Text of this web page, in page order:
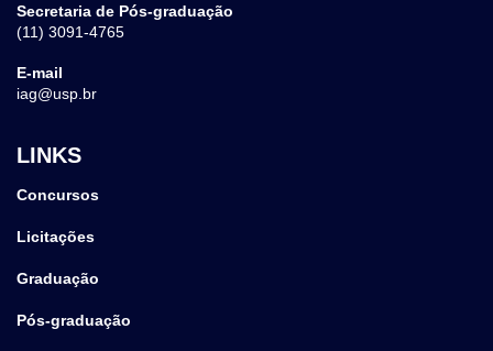
Secretaria de Pós-graduação
(11) 3091-4765
E-mail
iag@usp.br
LINKS
Concursos
Licitações
Graduação
Pós-graduação